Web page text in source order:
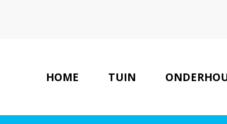
HOME TUIN